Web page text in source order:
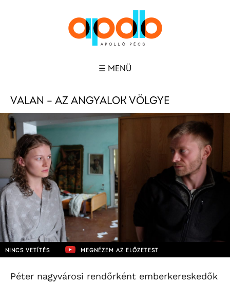
☰ MENÜ
VALAN – AZ ANGYALOK VÖLGYE
NINCS VETÍTÉS MEGNÉZEM AZ ELŐZETEST
Péter nagyvárosi rendőrként emberkereskedők